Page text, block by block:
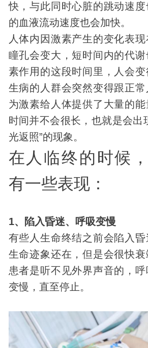
快，与此同时心脏的跳动速
的血液流动速度也会加快。
人体内因激素产生的变化表
瞳孔会变大，短时间内的代
素作用的这段时间里，人会变
生病的人群会突然变得跟正
为激素给人体提供了大量的
时间并不会很长，也就是会出
光返照”的现象。
在人临终的时候，
有一些表现：
1、陷入昏迷、呼吸变慢
有些人生命终结之前会陷入
生命迹象还在，但是会很快
患者是听不见外界声音的，
变慢，直至停止。